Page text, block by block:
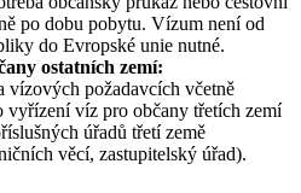
po dobu pobytu. Vízum není od
do Evropské unie nutné.
ostatních zemí:
vízových požadavcích včetně
víz pro občany třetích zemí
úřadů třetí země
věcí, zastupitelský úřad).